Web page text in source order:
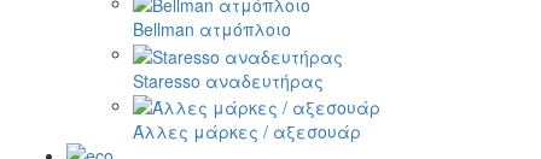
Bellman ατμόπλοιο
Staresso αναδευτήρας
Άλλες μάρκες / αξεσουάρ